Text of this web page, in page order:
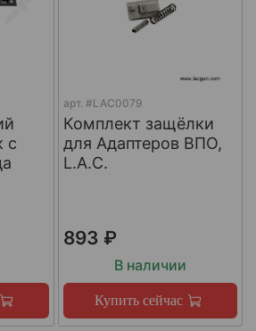
с
арт. #LAC0079
Комплект защёлки
для Адаптеров ВПО,
L.A.C.
893 ₽
В наличии
Купить сейчас